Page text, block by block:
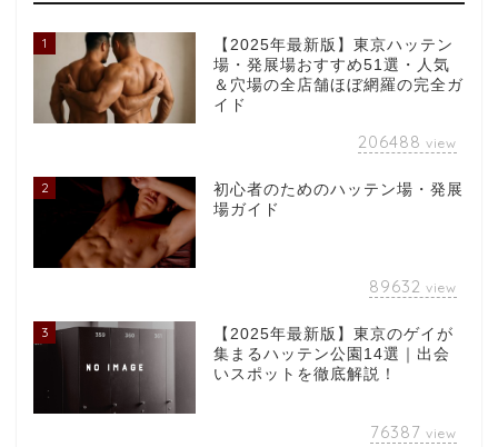
1
【2025年最新版】東京ハッテン
場・発展場おすすめ51選・人気
＆穴場の全店舗ほぼ網羅の完全ガ
イド
206488 view
2
初心者のためのハッテン場・発展
場ガイド
89632 view
3
【2025年最新版】東京のゲイが
集まるハッテン公園14選｜出会
いスポットを徹底解説！
76387 view